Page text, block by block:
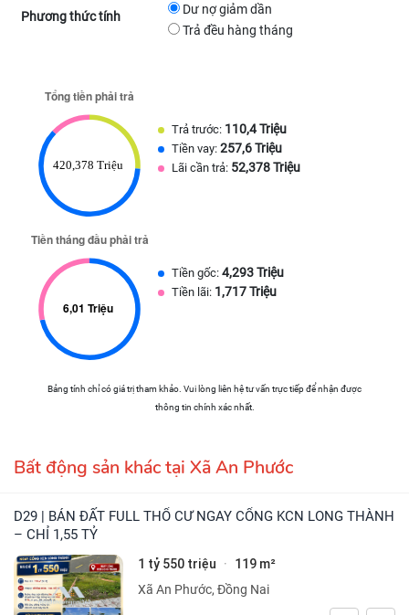
Phương thức tính
Dư nợ giảm dần
Trả đều hàng tháng
Trả trước: 110,4 Triệu
Tiền vay: 257,6 Triệu
Lãi cần trả: 52,378 Triệu
Tiền gốc: 4,293 Triệu
Tiền lãi: 1,717 Triệu
Bảng tính chỉ có giá trị tham khảo. Vui lòng liên hệ tư vấn trực tiếp để nhận được
thông tin chính xác nhất.
Bất động sản khác tại Xã An Phước
D29 | BÁN ĐẤT FULL THỔ CƯ NGAY CỔNG KCN LONG THÀNH
– CHỈ 1,55 TỶ
1 tỷ 550 triệu · 119 m²
Xã An Phước, Đồng Nai